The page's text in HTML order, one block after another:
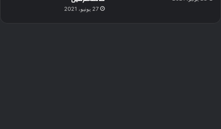
27 يونيو، 2021